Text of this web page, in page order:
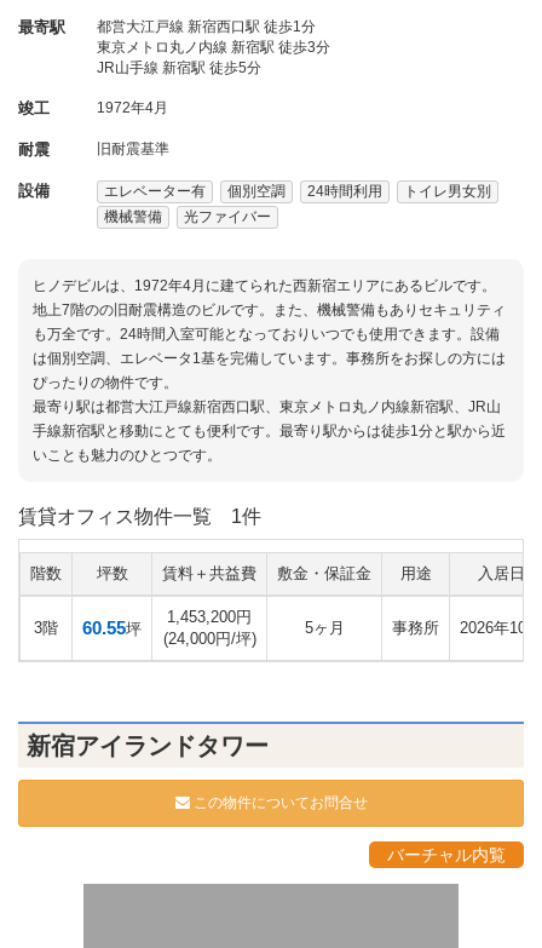
最寄駅
都営大江戸線 新宿西口駅 徒歩1分
東京メトロ丸ノ内線 新宿駅 徒歩3分
JR山手線 新宿駅 徒歩5分
竣工 1972年4月
耐震 旧耐震基準
設備 エレベーター有 個別空調 24時間利用
トイレ男女別
機械警備
光ファイバー
ヒノデビルは、1972年4月に建てられた西新宿エリアにあるビルです。
地上7階のの旧耐震構造のビルです。また、機械警備もありセキュリティ
も万全です。24時間入室可能となっておりいつでも使用できます。設備
は個別空調、エレベータ1基を完備しています。事務所をお探しの方には
ぴったりの物件です。
最寄り駅は都営大江戸線新宿西口駅、東京メトロ丸ノ内線新宿駅、JR山
手線新宿駅と移動にとても便利です。最寄り駅からは徒歩1分と駅から近
いことも魅力のひとつです。
賃貸オフィス物件一覧 1件
階数 坪数 賃料＋共益費 敷金・保証金 用途 入居日
3階 60.55坪
1,453,200円
(24,000円/坪)
5ヶ月 事務所 2026年10月
新宿アイランドタワー
この物件についてお問合せ
バーチャル内覧